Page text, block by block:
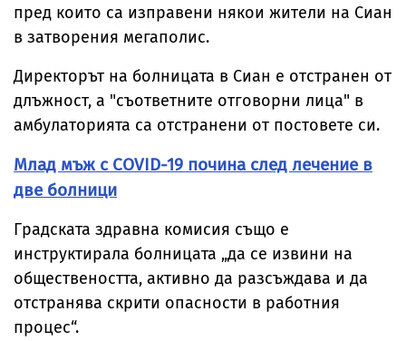
пред които са изправени някои жители на Сиан
в затворения мегаполис.
Директорът на болницата в Сиан е отстранен от
длъжност, а "съответните отговорни лица" в
амбулаторията са отстранени от постовете си.
Млад мъж с COVID-19 почина след лечение в
две болници
Градската здравна комисия също е
инструктирала болницата „да се извини на
обществеността, активно да разсъждава и да
отстранява скрити опасности в работния
процес“.